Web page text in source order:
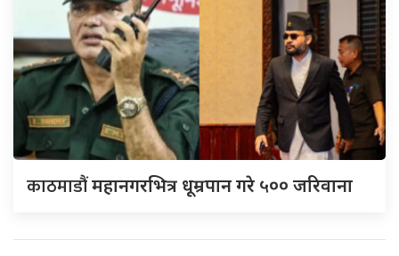
काठमाडौंमहानगरभित्र धूम्रपान गरे ५०० जरिवाना